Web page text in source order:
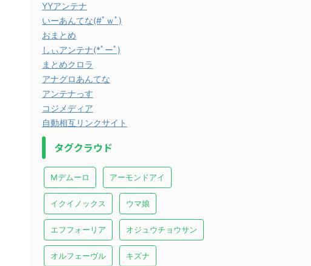
YYアンテナ
いーあんてな(#ﾟｗﾟ)
おまとめ
しぃアンテナ(*ﾟーﾟ)
まとめクロラ
アナグロあんてな
アンテナっす
コジメディア
自動相互リンクサイト
タグクラウド
Mデムーロ アーモンドアイ
イクイノックス ウマ娘
エフフォーリア オジュウチョウサン
オルフェーヴル キズナ